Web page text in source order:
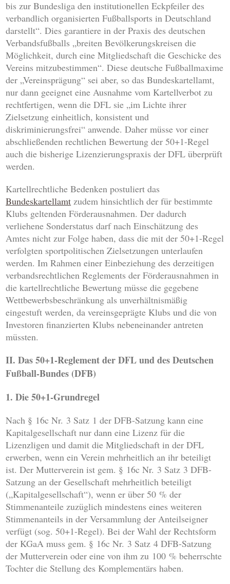
bis zur Bundesliga den institutionellen Eckpfeiler des
verbandlich organisierten Fußballsports in Deutschland
darstellt“. Dies garantiere in der Praxis des deutschen
Verbandsfußballs „breiten Bevölkerungskreisen die
Möglichkeit, durch eine Mitgliedschaft die Geschicke des
Vereins mitzubestimmen“. Diese deutsche Fußballmaxime
der „Vereinsprägung“ sei aber, so das Bundeskartellamt,
nur dann geeignet eine Ausnahme vom Kartellverbot zu
rechtfertigen, wenn die DFL sie „im Lichte ihrer
Zielsetzung einheitlich, konsistent und
diskriminierungsfrei“ anwende. Daher müsse vor einer
abschließenden rechtlichen Bewertung der 50+1-Regel
auch die bisherige Lizenzierungspraxis der DFL überprüft
werden.
Kartellrechtliche Bedenken postuliert das
Bundeskartellamt zudem hinsichtlich der für bestimmte
Klubs geltenden Förderausnahmen. Der dadurch
verliehene Sonderstatus darf nach Einschätzung des
Amtes nicht zur Folge haben, dass die mit der 50+1-Regel
verfolgten sportpolitischen Zielsetzungen unterlaufen
werden. Im Rahmen einer Einbeziehung des derzeitigen
verbandsrechtlichen Reglements der Förderausnahmen in
die kartellrechtliche Bewertung müsse die gegebene
Wettbewerbsbeschränkung als unverhältnismäßig
eingestuft werden, da vereinsgeprägte Klubs und die von
Investoren finanzierten Klubs nebeneinander antreten
müssten.
II. Das 50+1-Reglement der DFL und des Deutschen
Fußball-Bundes (DFB)
1. Die 50+1-Grundregel
Nach § 16c Nr. 3 Satz 1 der DFB-Satzung kann eine
Kapitalgesellschaft nur dann eine Lizenz für die
Lizenzligen und damit die Mitgliedschaft in der DFL
erwerben, wenn ein Verein mehrheitlich an ihr beteiligt
ist. Der Mutterverein ist gem. § 16c Nr. 3 Satz 3 DFB-
Satzung an der Gesellschaft mehrheitlich beteiligt
(„Kapitalgesellschaft“), wenn er über 50 % der
Stimmenanteile zuzüglich mindestens eines weiteren
Stimmenanteils in der Versammlung der Anteilseigner
verfügt (sog. 50+1-Regel). Bei der Wahl der Rechtsform
der KGaA muss gem. § 16c Nr. 3 Satz 4 DFB-Satzung
der Mutterverein oder eine von ihm zu 100 % beherrschte
Tochter die Stellung des Komplementärs haben.